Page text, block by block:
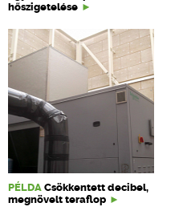
hőszigetelése
PÉLDA Csökkentett decibel,
megnövelt teraflop